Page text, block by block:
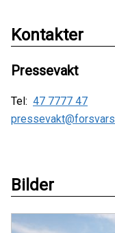
Kontakter
Pressevakt
Tel: 47 7777 47
Bilder